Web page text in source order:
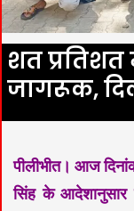
शत
जागरूक,
पीलीभीत। आज
सिंह के आदेशानुसार